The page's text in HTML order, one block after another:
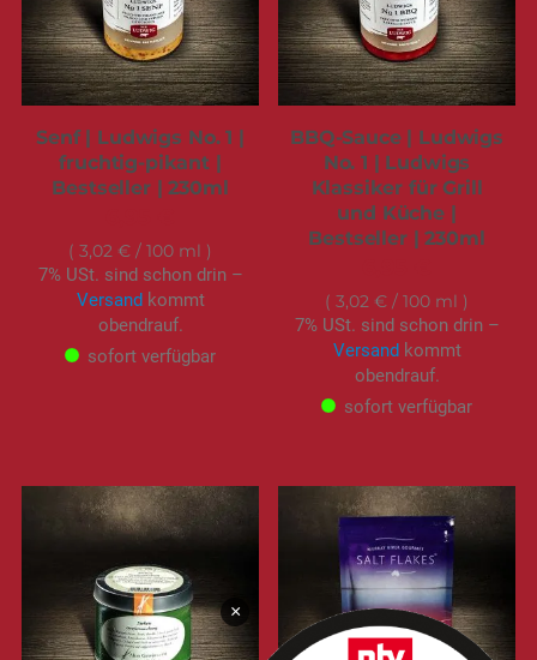
Senf | Ludwigs No. 1 |
fruchtig-pikant |
Bestseller | 230ml
3,02 € / 100 ml
7% USt. sind schon drin –
Versandkommt
obendrauf.
sofort verfügbar
BBQ-Sauce | Ludwigs
No. 1 | Ludwigs
Klassiker für Grill
und Küche |
Bestseller | 230ml
3,02 € / 100 ml
7% USt. sind schon drin –
Versandkommt
obendrauf.
sofort verfügbar
×